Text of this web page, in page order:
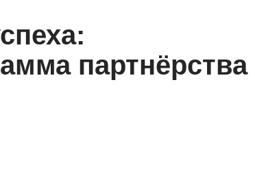
партнёрства